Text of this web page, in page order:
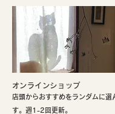
​オンラインショップ
店頭からおすすめをランダムに選
す。週1-2回更新。